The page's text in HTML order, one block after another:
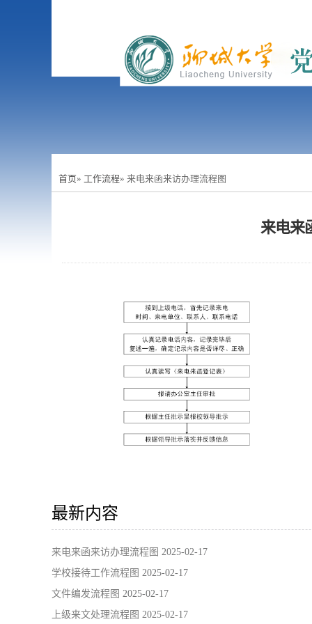
首页» 工作流程» 来电来函来访办理流程图
来电来
最新内容
来电来函来访办理流程图 2025-02-17
学校接待工作流程图 2025-02-17
文件编发流程图 2025-02-17
上级来文处理流程图 2025-02-17